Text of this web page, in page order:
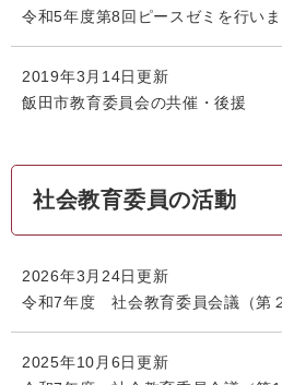
令和5年度第8回ピースゼミを行い
2019年3月14日更新
飯田市教育委員会の共催・後援
社会教育委員の活動
2026年3月24日更新
令和7年度 社会教育委員会議（第
2025年10月6日更新